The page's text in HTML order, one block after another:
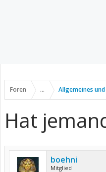
Foren ... Allgemeines
Hat
boehni
Mitglied